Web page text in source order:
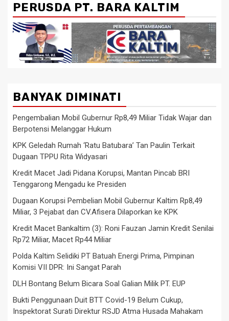
PERUSDA PT. BARA KALTIM
BANYAK DIMINATI
Pengembalian Mobil Gubernur Rp8,49 Miliar Tidak Wajar dan
Berpotensi Melanggar Hukum
KPK Geledah Rumah ‘Ratu Batubara’ Tan Paulin Terkait
Dugaan TPPU Rita Widyasari
Kredit Macet Jadi Pidana Korupsi, Mantan Pincab BRI
Tenggarong Mengadu ke Presiden
Dugaan Korupsi Pembelian Mobil Gubernur Kaltim Rp8,49
Miliar, 3 Pejabat dan CV.Afisera Dilaporkan ke KPK
Kredit Macet Bankaltim (3): Roni Fauzan Jamin Kredit Senilai
Rp72 Miliar, Macet Rp44 Miliar
Polda Kaltim Selidiki PT Batuah Energi Prima, Pimpinan
Komisi VII DPR: Ini Sangat Parah
DLH Bontang Belum Bicara Soal Galian Milik PT. EUP
Bukti Penggunaan Duit BTT Covid-19 Belum Cukup,
Inspektorat Surati Direktur RSJD Atma Husada Mahakam